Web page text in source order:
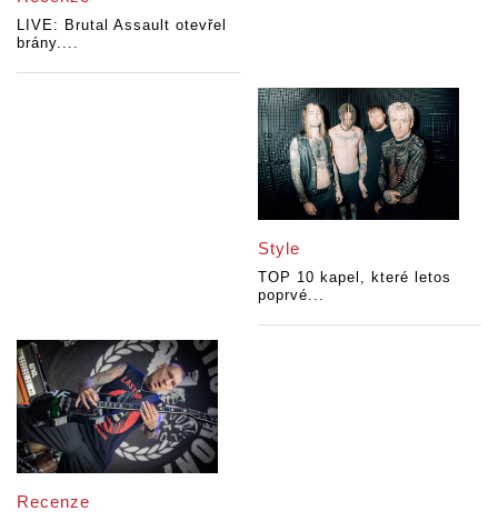
LIVE: Brutal Assault otevřel
brány....
Style
TOP 10 kapel, které letos
poprvé...
Recenze